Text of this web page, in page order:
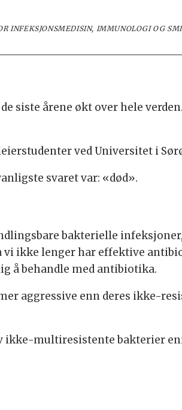
INFEKSJONSMEDISIN, IMMUNOLOGI OG
siste årene økt over hele
ved Universitet i
svaret var: «død».
bakterielle
vi ikke lenger har effektive
å behandle med antibiotika.
aggressive enn deres ikke-
ikke-multiresistente bakterier